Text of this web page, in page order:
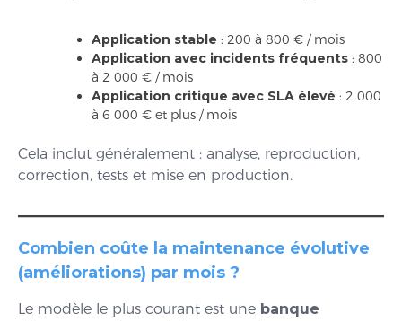
Application stable : 200 à 800 € / mois
Application avec incidents fréquents : 800
à 2 000 € / mois
Application critique avec SLA élevé : 2 000
à 6 000 € et plus / mois
Cela inclut généralement : analyse, reproduction,
correction, tests et mise en production.
Combien coûte la maintenance évolutive
(améliorations) par mois ?
Le modèle le plus courant est une banque